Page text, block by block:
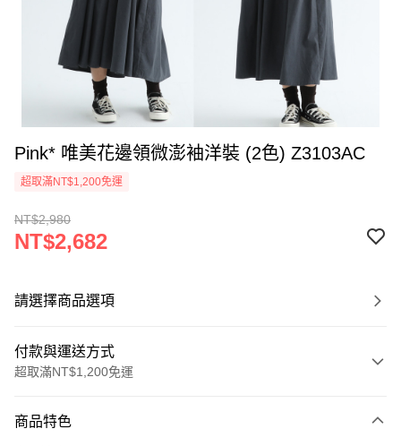
Pink* 唯美花邊領微澎袖洋裝 (2色) Z3103AC
超取滿NT$1,200免運
NT$2,980
NT$2,682
請選擇商品選項
付款與運送方式
超取滿NT$1,200免運
信用卡一次付款
商品特色